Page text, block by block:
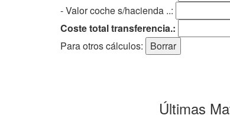
- Valor coche s/hacienda ..:
Coste total transferencia.:
Para otros cálculos:
Últimas